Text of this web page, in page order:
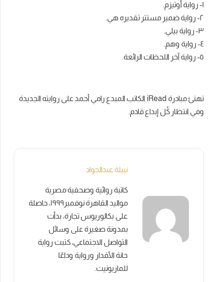
١- رواية أوتيزم.
٢- رواية ضمير مستتر تقديره هي.
٣- رواية بيلي.
٤- رواية وهم.
٥- رواية آخر اللحظات الرائعة.
تهنئ مبادرة iRead الكاتب المبدع رامي أحمد على روايته الجديدة
وفي انتظار كُل إبداع قادم.
نبيلة عبدالجواد
كاتبة روائية وصحفية مصرية
مواليد القاهرة نوفمبر١٩٩٩، حاصلة
على بكالوريوس تجارة، بدأت
بمدونة صغيرة على وسائل
التواصل الاجتماعي، كتبت رواية
حانة الأقدار ورواية وداعًا
للماريونيت.